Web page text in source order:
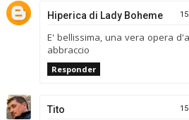
Hiperica di Lady Boheme
E' bellissima, una vera opera
abbraccio
Responder
Tito